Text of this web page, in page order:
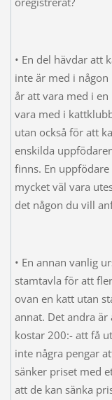
• En del hävdar att
inte är med i
år att vara med i
vara med i
utan också för att
enskilda
finns. En
mycket väl vara
det någon du vill
• En annan vanlig
stamtavla för att
ovan en katt utan
annat. Det andra
kostar 200:- att få
inte några pengar
sänker priset med
att de kan sänka